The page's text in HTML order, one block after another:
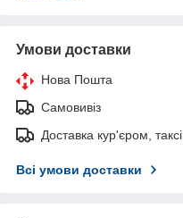
Умови доставки
Нова Пошта
Самовивіз
Доставка кур'єром, таксі
Всі умови доставки